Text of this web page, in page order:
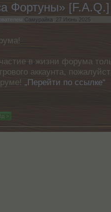
Фортуны» [F.A.Q.]
Самурайка 27 Июнь 2025
в жизни форума
аккаунта,
„Перейти по ссылке“
>